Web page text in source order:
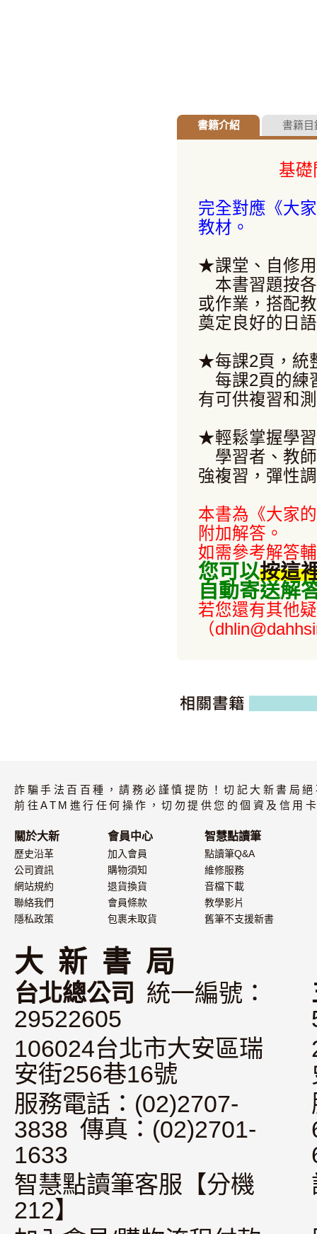
書籍介紹 書籍目
基
完全對應《大
教材。
★課堂、自修
本書習題按各
或作業，搭配
奠定良好的日
★每課2頁，統
每課2頁的練
有可供複習和
★輕鬆掌握學
學習者、教師
強複習，彈性
本書為《大家
附加解答。
如需參考解答
您可以按這
自動寄送解
若您還有其他
（
詐騙手法百百種，請務必謹慎提防！切記大新書局
前往ATM進行任何操作，切勿提供您的個資及信用
關於大新
歷史沿革
公司資訊
網站規約
聯絡我們
隱私政策
會員中心
加入會員
購物須知
退貨換貨
會員條款
包裹未取貨
智慧點讀筆
點讀筆Q&A
維修服務
音檔下載
教學影片
舊筆不支援新書
大 新 書 局
台北總公司
統一編號：
29522605
106024台北市大安區瑞
安街256巷16號
服務電話：(02)2707-
3838 傳真：(02)2701-
1633
智慧點讀筆客服【分機
212】